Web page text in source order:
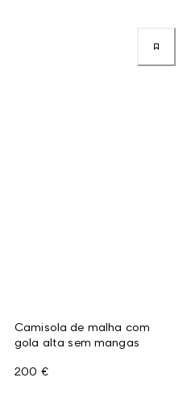
Camisola de malha com
gola alta sem mangas
200 €